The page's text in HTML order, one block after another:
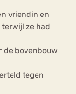
vriendin en
ze had
de bovenbouw
tegen